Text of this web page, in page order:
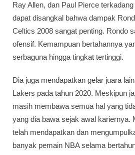
Ray Allen, dan Paul Pierce
dapat disangkal bahwa dampak
Celtics 2008 sangat penting. Rondo
ofensif. Kemampuan bertahannya
serbaguna hingga tingkat tertinggi.
Dia juga mendapatkan gelar juara
Lakers pada tahun 2020. Meskipun
masih membawa semua hal yang
yang dia bawa sejak awal kariernya.
telah mendapatkan dan
banyak pemain NBA selama